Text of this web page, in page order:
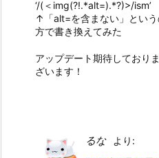
‘/(＜img(?!.*alt=).*?)>/ism’
↑「alt=を含まない」とい
方で書き換えてみた
アップデート期待しており
ざいます！
るな
より: